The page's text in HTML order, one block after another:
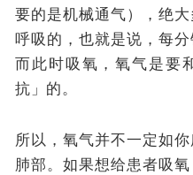
要的是机械通气），绝
呼吸的，也就是说，每
而此时吸氧，氧气是要
抗」的。
所以，氧气并不一定如
肺部。如果想给患者吸